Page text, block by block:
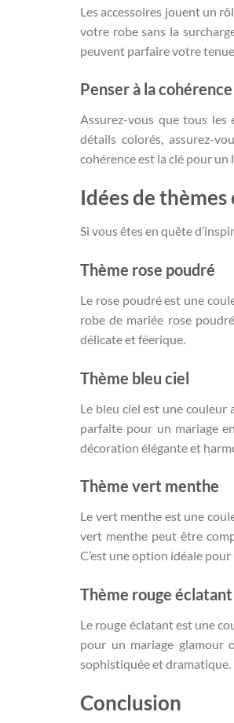
Les accessoires jouent un
votre robe sans la
peuvent parfaire votre tenue.
Penser à la cohérence
Assurez-vous que tous les
détails colorés, assurez-
cohérence est la clé pour un
Idées de
Si vous êtes en quête
Thème rose poudré
Le rose poudré est une
robe de mariée rose
délicate et féerique.
Thème bleu ciel
Le bleu ciel est une
parfaite pour un mariage
décoration élégante et
Thème vert menthe
Le vert menthe est une
vert menthe peut être
C’est une option idéale
Thème rouge éclatant
Le rouge éclatant est une
pour un mariage glamour
sophistiquée et dramatique.
Conclusion